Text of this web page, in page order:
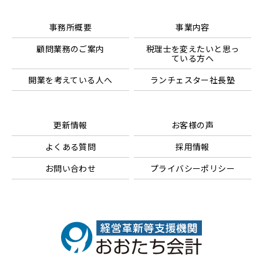
事務所概要
事業内容
顧問業務のご案内
税理士を変えたいと思っ
ている方へ
開業を考えている人へ
ランチェスター社長塾
更新情報
お客様の声
よくある質問
採用情報
お問い合わせ
プライバシーポリシー